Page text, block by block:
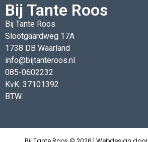
Bij Tante Roos
Bij Tante Roos
Slootgaardweg 17A
1738 DB Waarland
info@bijtanteroos.nl
085-0602232
KvK: 37101392
BTW: